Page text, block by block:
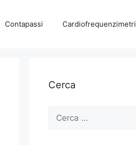
Contapassi Cardiofrequenzimetri
Cerca
Ricerca